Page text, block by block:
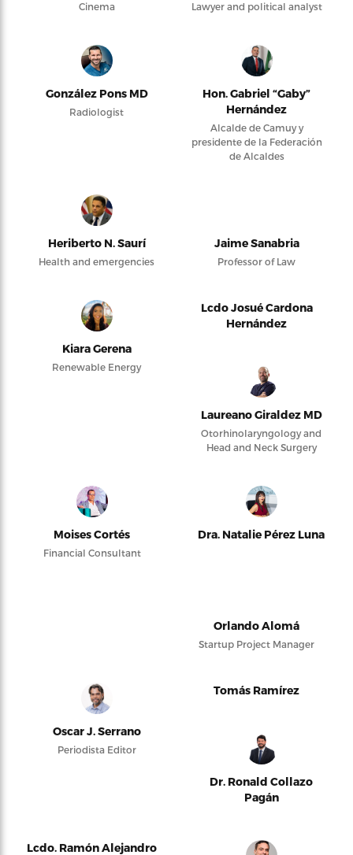
Cinema Lawyer and political analyst
González Pons MD
Radiologist
Hon. Gabriel “Gaby”
Hernández
Alcalde de Camuy y
presidente de la Federación
de Alcaldes
Heriberto N. Saurí
Health and emergencies
Jaime Sanabria
Professor of Law
Kiara Gerena
Renewable Energy
Lcdo Josué Cardona
Hernández
Laureano Giraldez MD
Otorhinolaryngology and
Head and Neck Surgery
Moises Cortés
Financial Consultant
Dra. Natalie Pérez Luna
Orlando Alomá
Startup Project Manager
Oscar J. Serrano
Periodista Editor
Tomás Ramírez
Dr. Ronald Collazo
Pagán
Lcdo. Ramón Alejandro